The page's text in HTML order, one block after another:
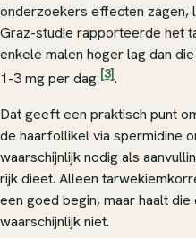
onderzoekers effecten zagen,
Graz-studie rapporteerde het
enkele malen hoger lag dan
1-3 mg per dag [3].
Dat geeft een praktisch punt
de haarfollikel via spermidine
waarschijnlijk nodig als
rijk dieet. Alleen
een goed begin, maar haalt
waarschijnlijk niet.